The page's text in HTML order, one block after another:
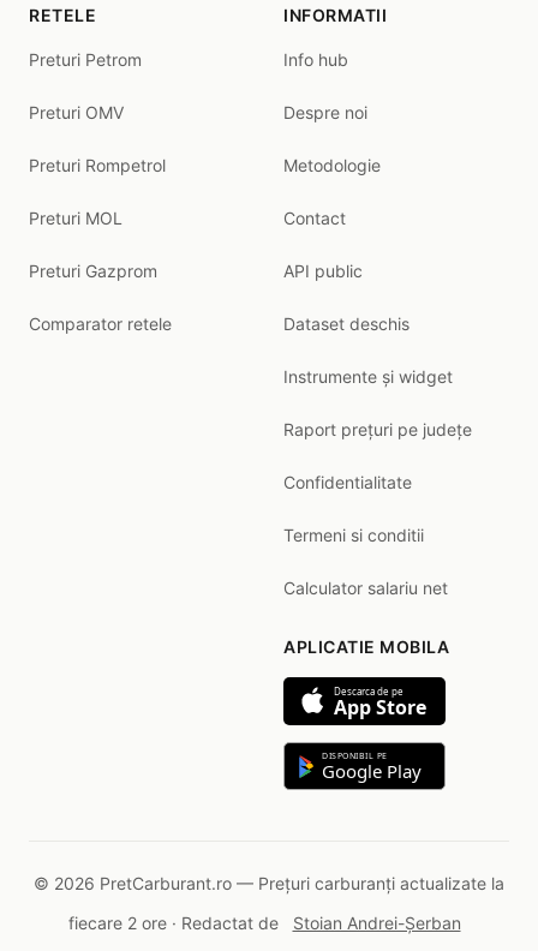
RETELE
Preturi Petrom
Preturi OMV
Preturi Rompetrol
Preturi MOL
Preturi Gazprom
Comparator retele
INFORMATII
Info hub
Despre noi
Metodologie
Contact
API public
Dataset deschis
Instrumente și widget
Raport prețuri pe județe
Confidentialitate
Termeni si conditii
Calculator salariu net
APLICATIE MOBILA
Descarca de pe
App Store
DISPONIBIL PE
Google Play
© 2026 PretCarburant.ro — Prețuri carburanți actualizate la
fiecare 2 ore · Redactat de
Stoian Andrei-Șerban